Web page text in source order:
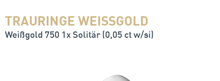
TRAURINGE WEISSGOLD
Weißgold 750 1x Solitär (0,05 ct w/si)